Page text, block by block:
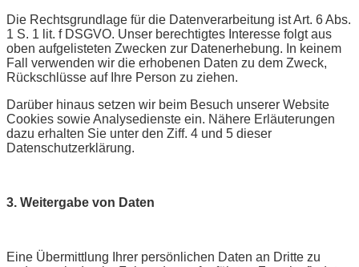
Die Rechtsgrundlage für die Datenverarbeitung ist Art. 6 Abs.
1 S. 1 lit. f DSGVO. Unser berechtigtes Interesse folgt aus
oben aufgelisteten Zwecken zur Datenerhebung. In keinem
Fall verwenden wir die erhobenen Daten zu dem Zweck,
Rückschlüsse auf Ihre Person zu ziehen.
Darüber hinaus setzen wir beim Besuch unserer Website
Cookies sowie Analysedienste ein. Nähere Erläuterungen
dazu erhalten Sie unter den Ziff. 4 und 5 dieser
Datenschutzerklärung.
3. Weitergabe von Daten
Eine Übermittlung Ihrer persönlichen Daten an Dritte zu